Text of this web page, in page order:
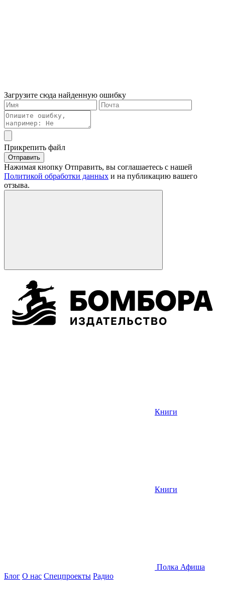
Загрузите сюда найденную ошибку
Прикрепить файл
Отправить
Нажимая кнопку Отправить, вы соглашаетесь с нашей
Политикой обработки данных и на публикацию вашего
отзыва.
Книги
Книги
Полка Афиша
Блог О нас Спецпроекты Радио